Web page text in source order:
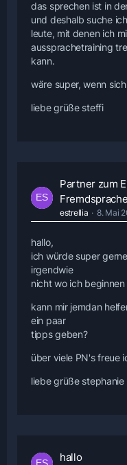
das sprechen ist in
und deshalb suche ich
leute, mit denen ich
aussprachetraining
kann.
wäre super, wenn
liebe grüße steffi
Partner zum
Fremdsprache
estrellia 8. Mai
hallo,
ich würde super
irgendwie
nicht wo ich beginnen
kann mir jemdan
ein paar
tipps geben?
über viele PN's freue
liebe grüße stephanie
hallo